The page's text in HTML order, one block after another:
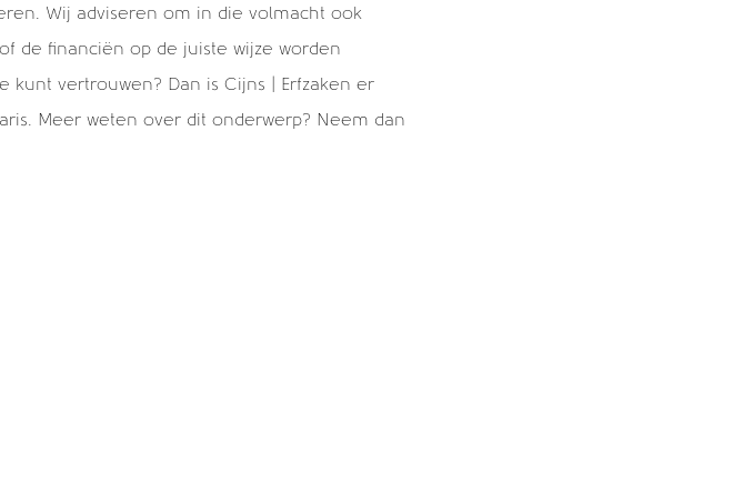
Wij adviseren om in die volmacht ook
de financiën op de juiste wijze worden
vertrouwen? Dan is Cijns | Erfzaken er
Meer weten over dit onderwerp? Neem dan